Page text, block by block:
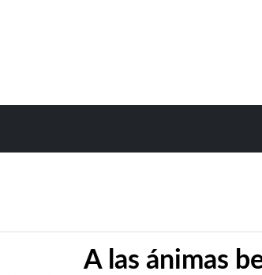
A las ánimas